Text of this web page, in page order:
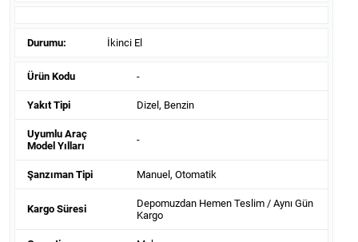
Durumu: İkinci El
Ürün Kodu -
Yakıt Tipi Dizel, Benzin
Uyumlu Araç
Model Yılları
-
Şanzıman Tipi Manuel, Otomatik
Kargo Süresi
Depomuzdan Hemen Teslim / Aynı Gün
Kargo